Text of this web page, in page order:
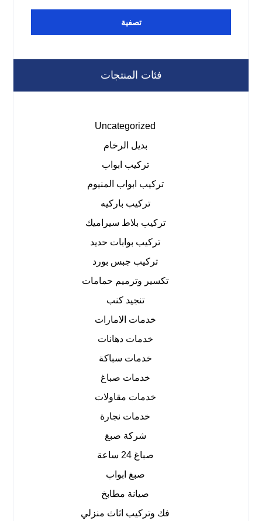
تصفية
فئات المنتجات
Uncategorized
بديل الرخام
تركيب ابواب
تركيب ابواب المنيوم
تركيب باركيه
تركيب بلاط سيراميك
تركيب بوابات حديد
تركيب جبس بورد
تكسير وترميم حمامات
تنجيد كنب
خدمات الامارات
خدمات دهانات
خدمات سباكة
خدمات صباغ
خدمات مقاولات
خدمات نجارة
شركة صبغ
صباغ 24 ساعة
صبغ ابواب
صيانة مطابخ
فك وتركيب اثاث منزلي